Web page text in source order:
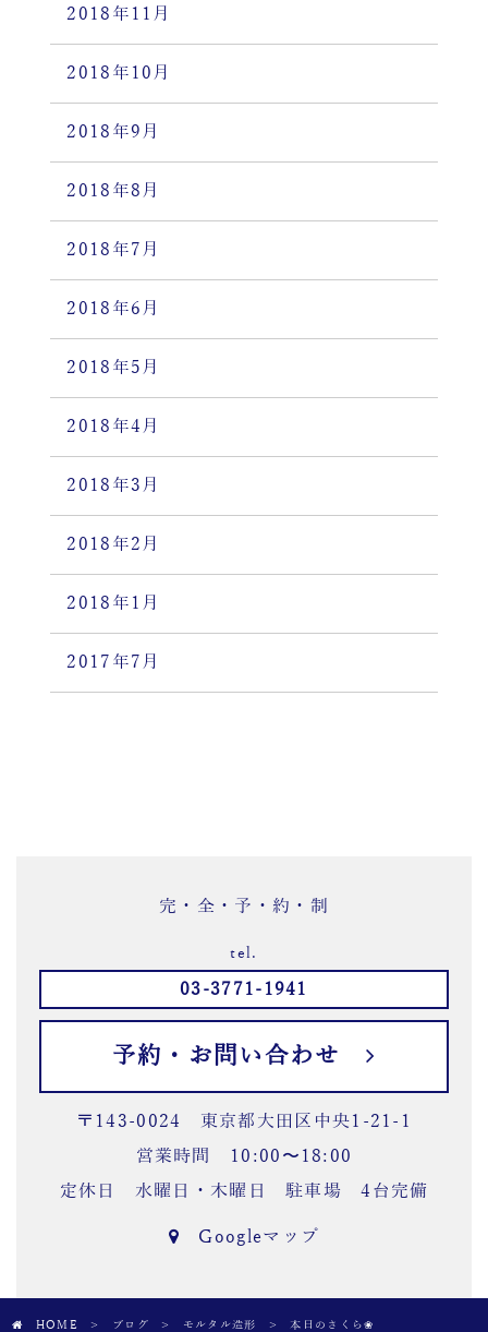
2018年11月
2018年10月
2018年9月
2018年8月
2018年7月
2018年6月
2018年5月
2018年4月
2018年3月
2018年2月
2018年1月
2017年7月
完・全・予・約・制
tel.
03-3771-1941
予約・お問い合わせ
〒143-0024 東京都大田区中央1-21-1
営業時間 10:00〜18:00
定休日 水曜日・木曜日 駐車場 4台完備
Googleマップ
HOME > ブログ > モルタル造形 > 本日のさくら❀